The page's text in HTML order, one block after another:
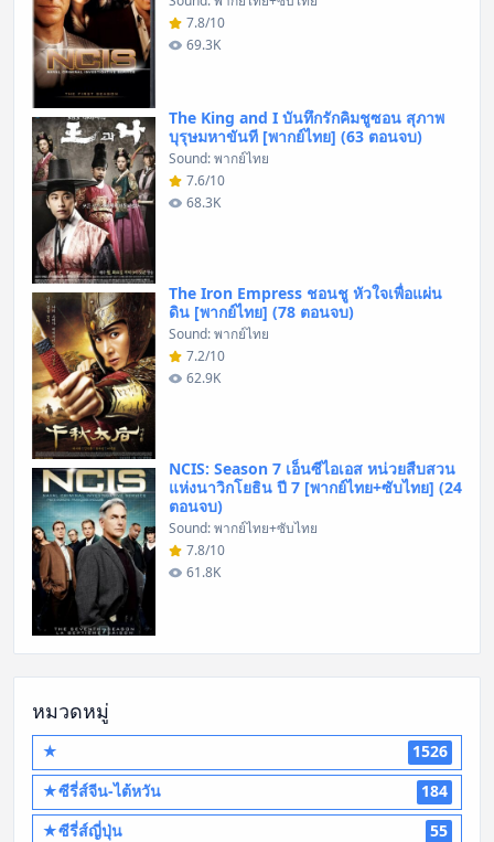
7.8/10
69.3K
The King and I บันทึกรักคิมชูซอน สุภาพ
บุรุษมหาขันที [พากย์ไทย] (63 ตอนจบ)
Sound: พากย์ไทย
7.6/10
68.3K
The Iron Empress ชอนชู หัวใจเพื่อแผ่น
ดิน [พากย์ไทย] (78 ตอนจบ)
Sound: พากย์ไทย
7.2/10
62.9K
NCIS: Season 7 เอ็นซีไอเอส หน่วยสืบสวน
แห่งนาวิกโยธิน ปี 7 [พากย์ไทย+ซับไทย] (24
ตอนจบ)
Sound: พากย์ไทย+ซับไทย
7.8/10
61.8K
หมวดหมู่
★
1526
★ซีรี่ส์จีน-ไต้หวัน
184
★ซีรี่ส์ญี่ปุ่น
55